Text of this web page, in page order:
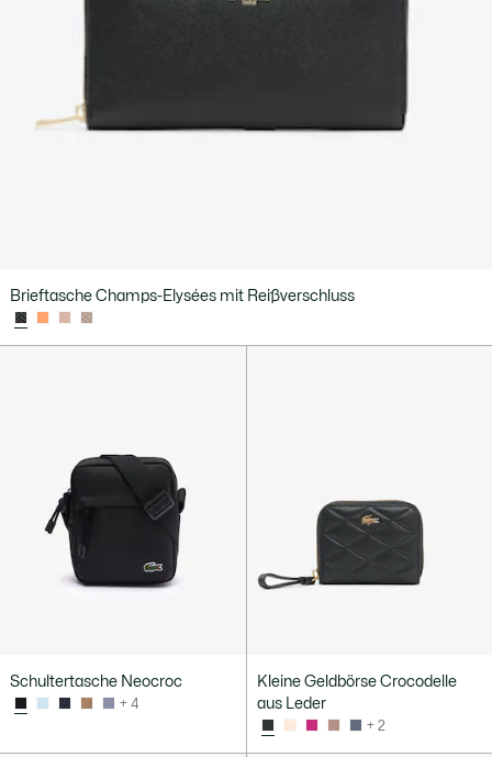
Brieftasche Champs-Elysées mit Reißverschluss
Schultertasche Neocroc
+ 4
Kleine Geldbörse Crocodelle
aus Leder
+ 2